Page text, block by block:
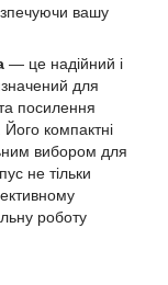
вашу
— це надійний і
для
посилення
Його компактні
вибором для
не тільки
роботу